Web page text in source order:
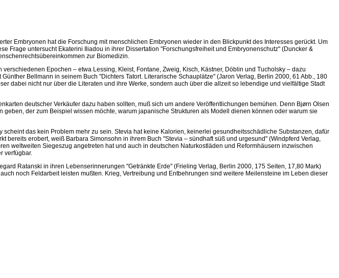
Embryonen hat die Forschung mit menschlichen Embryonen wieder in den Blickpunkt des Interesses gerückt. Um
Frage untersucht Ekaterini Iliadou in ihrer Dissertation "Forschungsfreiheit und Embryonenschutz" (Duncker &
zur Biomedizin.
Epochen – etwa Lessing, Kleist, Fontane, Zweig, Kisch, Kästner, Döblin und Tucholsky – dazu
Bellmann in seinem Buch "Dichters Tatort. Literarische Schauplätze" (Jaron Verlag, Berlin 2000, 61 Abb., 180
dabei nicht nur über die Literaten und ihre Werke, sondern auch über die allzeit so lebendige und vielfältige Stadt
deutscher Verkäufer dazu haben sollten, muß sich um andere Veröffentlichungen bemühen. Denn Bjørn Olsen
der zum Beispiel wissen möchte, warum japanische Strukturen als Modell dienen können oder warum sie
das kein Problem mehr zu sein. Stevia hat keine Kalorien, keinerlei gesundheitsschädliche Substanzen, dafür
erobert, weiß Barbara Simonsohn in ihrem Buch "Stevia – sündhaft süß und urgesund" (Windpferd Verlag,
weltweiten Siegeszug angetreten hat und auch in deutschen Naturkostläden und Reformhäusern inzwischen
verfügbar.
Ratanski in ihren Lebenserinnerungen "Getränkte Erde" (Frieling Verlag, Berlin 2000, 175 Seiten, 17,80 Mark)
noch Feldarbeit leisten mußten. Krieg, Vertreibung und Entbehrungen sind weitere Meilensteine im Leben dieser